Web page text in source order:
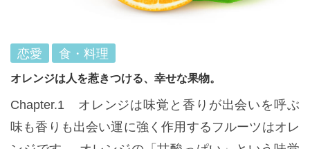
恋愛 食・料理
オレンジは人を惹きつける、幸せな果物。
Chapter.1 オレンジは味覚と香りが出会いを呼ぶ
味も香りも出会い運に強く作用するフルーツはオレ